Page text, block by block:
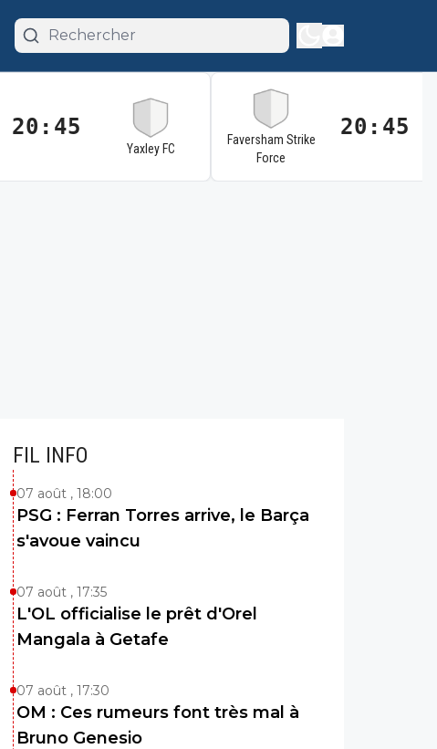
20:45
Yaxley FC
Faversham Strike
Force
20:45
FIL INFO
07 août , 18:00
PSG : Ferran Torres arrive, le Barça
s'avoue vaincu
07 août , 17:35
L'OL officialise le prêt d'Orel
Mangala à Getafe
07 août , 17:30
OM : Ces rumeurs font très mal à
Bruno Genesio